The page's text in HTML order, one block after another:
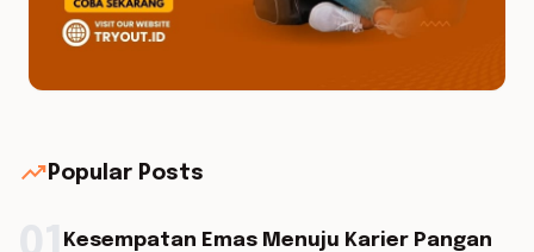
trending_up Popular Posts
Kesempatan Emas Menuju Karier Pangan